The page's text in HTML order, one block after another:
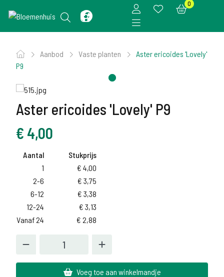
0
Aanbod Vaste planten
Aster ericoides 'Lovely'
P9
Aster ericoides 'Lovely' P9
€ 4,00
Aantal
Stukprijs
1
€ 4,00
2-6
€ 3,75
6-12
€ 3,38
12-24
€ 3,13
Vanaf 24
€ 2,88
Voeg toe aan winkelmandje